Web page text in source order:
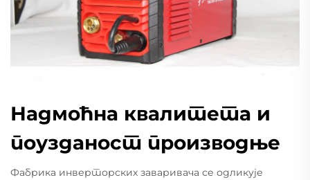
Надмоћна квалитета и
поузданост производње
Фабрика инверторских заваривача се одликује